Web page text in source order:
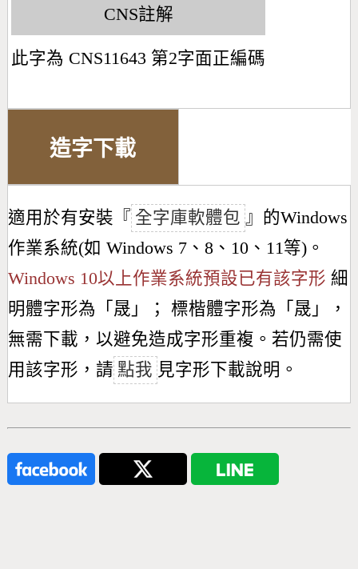
CNS註解
此字為 CNS11643 第2字面正編碼
造字下載
適用於有安裝『 全字庫軟體包 』的Windows
作業系統(如 Windows 7、8、10、11等)。
Windows 10以上作業系統預設已有該字形 細
明體字形為「 晟 」； 標楷體字形為「 晟 」，
無需下載，以避免造成字形重複。若仍需使
用該字形，請 點我 見字形下載說明。